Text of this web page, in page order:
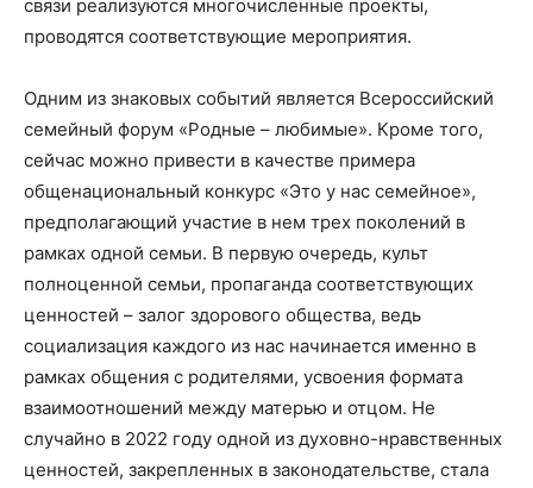
связи реализуются многочисленные проекты,
проводятся соответствующие мероприятия.
Одним из знаковых событий является Всероссийский
семейный форум «Родные – любимые». Кроме того,
сейчас можно привести в качестве примера
общенациональный конкурс «Это у нас семейное»,
предполагающий участие в нем трех поколений в
рамках одной семьи. В первую очередь, культ
полноценной семьи, пропаганда соответствующих
ценностей – залог здорового общества, ведь
социализация каждого из нас начинается именно в
рамках общения с родителями, усвоения формата
взаимоотношений между матерью и отцом. Не
случайно в 2022 году одной из духовно-нравственных
ценностей, закрепленных в законодательстве, стала